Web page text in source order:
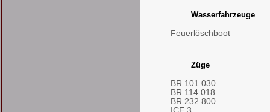
Wasserfahrzeuge
Feuerlöschboot
Züge
BR 101 030
BR 114 018
BR 232 800